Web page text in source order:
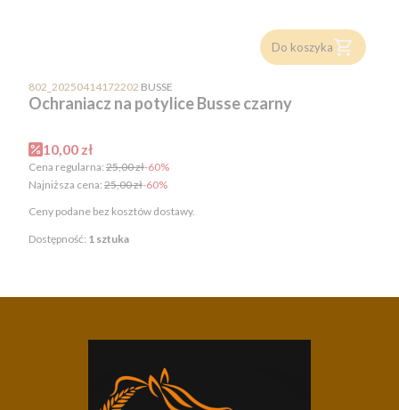
Do koszyka
802_20250414172202 PRODUCENT
BUSSE
Ochraniacz na potylice Busse czarny
Cena promocyjna
10,00 zł
Cena regularna: 25,00 zł-60%
Najniższa cena: 25,00 zł-60%
Ceny podane bez kosztów dostawy.
Dostępność: 1 sztuka